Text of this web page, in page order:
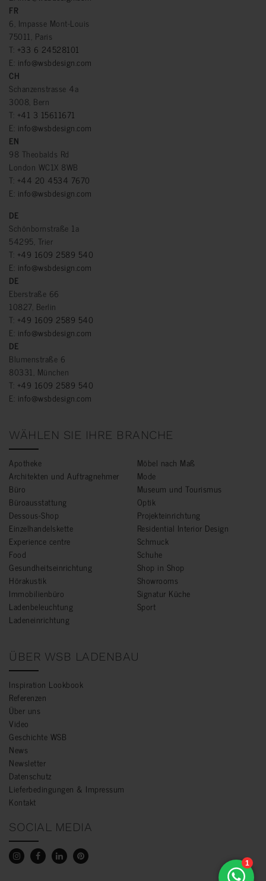
FR
6, Impasse Mont-Louis
75011, Paris
T: +33 6 24528101
E: info@wsbdesign.com
CH
Schanzenstrasse 4a
3008, Bern
T: +41 3 15611671
E: info@wsbdesign.com
EN
98 Theobalds Rd
London WC1X 8WB
T: +44 20 4534 7670
E: info@wsbdesign.com
DE
Schönbornstraße 1a
54295, Trier
T: +49 1609 2589 540
E: info@wsbdesign.com
DE
Eberstraße 66
10827, Berlin
T: +49 1609 2589 540
E: info@wsbdesign.com
DE
Blumenstraße 6
80331, München
T: +49 1609 2589 540
E: info@wsbdesign.com
WÄHLEN SIE IHRE BRANCHE
Apotheke
Architekten und Auftragnehmer
Büro
Büroausstattung
Dessous-Shop
Einzelhandelskette
Experience centre
Food
Gesundheitseinrichtung
Hörakustik
Immobilienbüro
Ladenbeleuchtung
Ladeneinrichtung
Möbel nach Maß
Mode
Museum und Tourismus
Optik
Projekteinrichtung
Residential Interior Design
Schmuck
Schuhe
Shop in Shop
Showrooms
Signatur Küche
Sport
ÜBER WSB LADENBAU
Inspiration Lookbook
Referenzen
Über uns
Video
Geschichte WSB
News
Newsletter
Datenschutz
Lieferbedingungen & Impressum
Kontakt
SOCIAL MEDIA